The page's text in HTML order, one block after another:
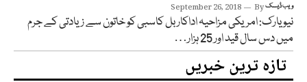
September 26, 2018 Byویب ڈیسک
نیو یارک: امریکی مزاحیہ اداکار بل کاسبی کو خاتون سے زیادتی کے جرم
میں دس سال قید اور 25 ہزار…
تازہ ترین خبریں